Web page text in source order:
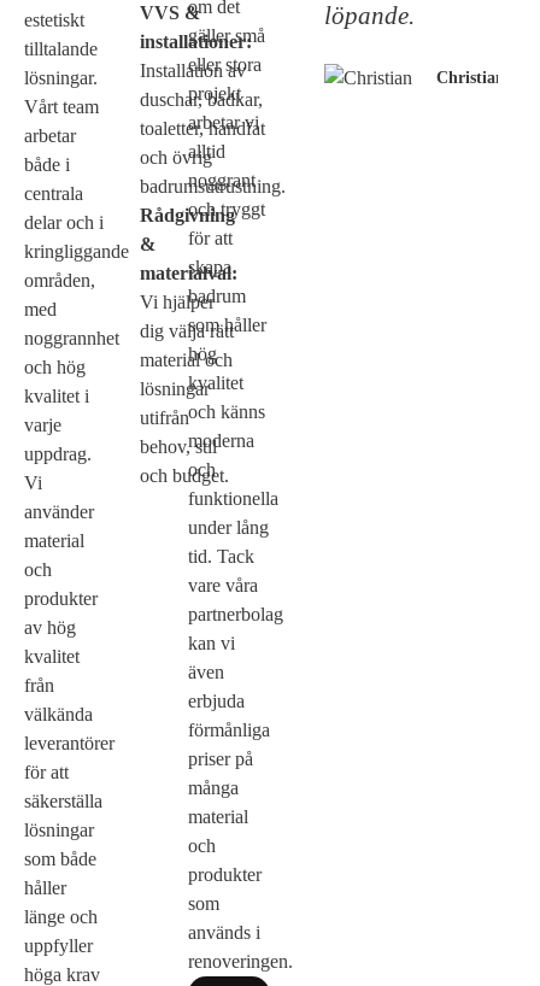
estetiskt
tilltalande
lösningar.
Vårt team
arbetar
både i
centrala
delar och i
kringliggande
områden,
med
noggrannhet
och hög
kvalitet i
varje
uppdrag.
Vi
använder
material
och
produkter
av hög
kvalitet
från
välkända
leverantörer
för att
säkerställa
lösningar
som både
håller
länge och
uppfyller
höga krav
VVS &
installationer:
Installation av
duschar, badkar,
toaletter, handfat
och övrig
badrumsutrustning.
Rådgivning
&
materialval:
Vi hjälper
dig välja rätt
material och
lösningar
utifrån
behov, stil
och budget.
om det
gäller små
eller stora
projekt
arbetar vi
alltid
noggrant
och tryggt
för att
skapa
badrum
som håller
hög
kvalitet
och känns
moderna
och
funktionella
under lång
tid. Tack
vare våra
partnerbolag
kan vi
även
erbjuda
förmånliga
priser på
många
material
och
produkter
som
används i
renoveringen.
löpande.
Christian